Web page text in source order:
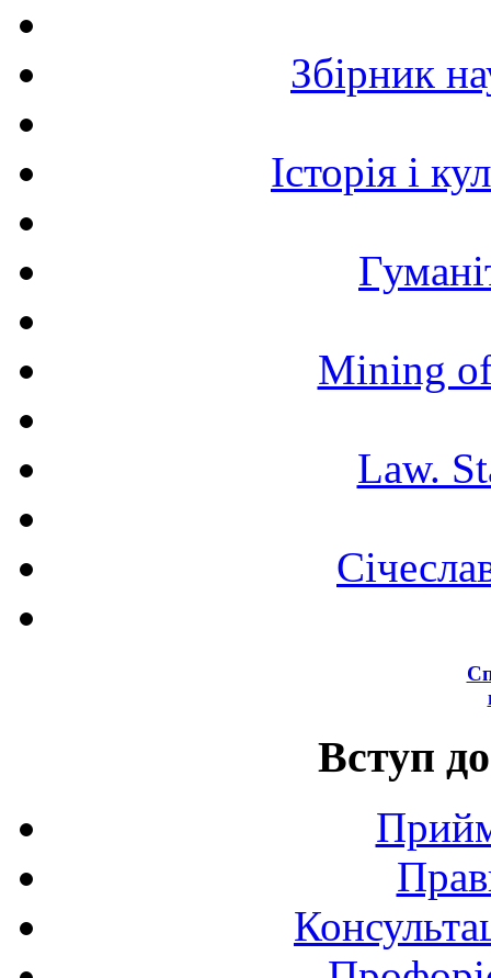
Збірник
Історія і
Mining
Law.
Вступ